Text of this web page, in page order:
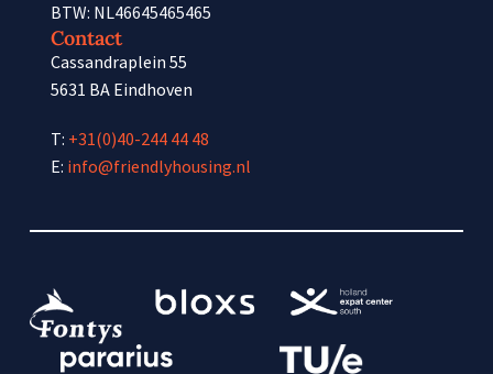
BTW: NL46645465465
Contact
Cassandraplein 55
5631 BA Eindhoven
T: +31(0)40-244 44 48
E: info@friendlyhousing.nl